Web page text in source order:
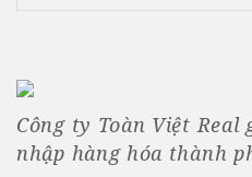
Công ty Toàn Việt
nhập hàng hóa thành